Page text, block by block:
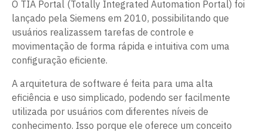
O TIA Portal (Totally Integrated Automation Portal) foi
lançado pela Siemens em 2010, possibilitando que
usuários realizassem tarefas de controle e
movimentação de forma rápida e intuitiva com uma
configuração eficiente.
A arquitetura de software é feita para uma alta
eficiência e uso simplicado, podendo ser facilmente
utilizada por usuários com diferentes níveis de
conhecimento. Isso porque ele oferece um conceito